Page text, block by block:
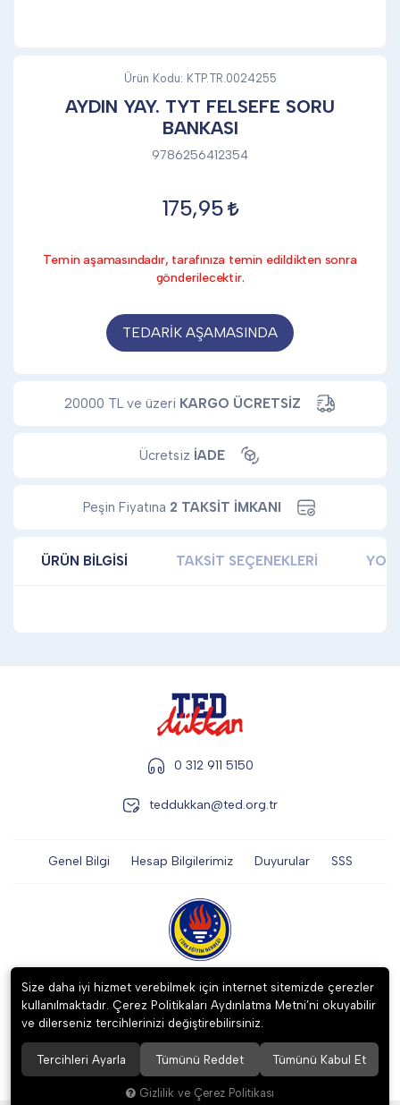
TERMOS & FİNCAN
Ürün Kodu: KTP.TR.0024255
AYDIN YAY. TYT FELSEFE SORU
BANKASI
9786256412354
175,95
Temin aşamasındadır, tarafınıza temin edildikten sonra
gönderilecektir.
TEDARİK AŞAMASINDA
20000 TL ve üzeri KARGO ÜCRETSİZ
Ücretsiz İADE
Peşin Fiyatına 2 TAKSİT İMKANI
ÜRÜN BILGISI TAKSIT SEÇENEKLERI
0 312 911 5150
teddukkan@ted.org.tr
Genel Bilgi Hesap Bilgilerimiz Duyurular SSS
2023 ©TÜRK EĞİTİM DERNEĞİ İKTİSADİ İŞLETMESİ. Tüm hakları
saklıdır.
256 BitSSL
Encryption
Size daha iyi hizmet verebilmek için internet sitemizde çerezler
kullanılmaktadır. Çerez Politikaları Aydınlatma Metni’ni okuyabilir
ve dilerseniz tercihlerinizi değiştirebilirsiniz.
Tercihleri Ayarla Tümünü Reddet Tümünü Kabul Et
Gizlilik ve Çerez Politikası